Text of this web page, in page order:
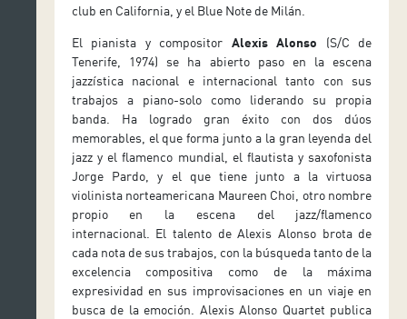
club en California, y el Blue Note de Milán.
El pianista y compositor Alexis Alonso (S/C de
Tenerife, 1974) se ha abierto paso en la escena
jazzística nacional e internacional tanto con sus
trabajos a piano-solo como liderando su propia
banda. Ha logrado gran éxito con dos dúos
memorables, el que forma junto a la gran leyenda del
jazz y el flamenco mundial, el flautista y saxofonista
Jorge Pardo, y el que tiene junto a la virtuosa
violinista norteamericana Maureen Choi, otro nombre
propio en la escena del jazz/flamenco
internacional. El talento de Alexis Alonso brota de
cada nota de sus trabajos, con la búsqueda tanto de la
excelencia compositiva como de la máxima
expresividad en sus improvisaciones en un viaje en
busca de la emoción. Alexis Alonso Quartet publica